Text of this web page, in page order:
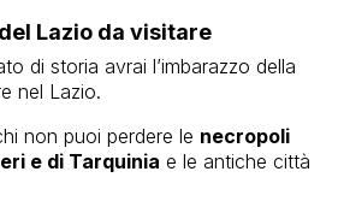
Lazio da visitare
di storia avrai l’imbarazzo della
nel Lazio.
non puoi perdere le necropoli
e di Tarquinia e le antiche città